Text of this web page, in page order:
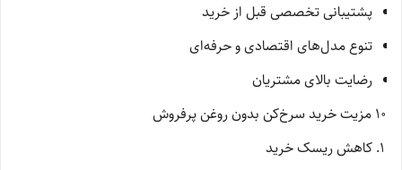
پشتیبانی تخصصی قبل از خرید
تنوع مدل‌های اقتصادی و حرفه‌ای
رضایت بالای مشتریان
10 مزیت خرید سرخ‌کن بدون روغن پرفروش
کاهش ریسک خرید